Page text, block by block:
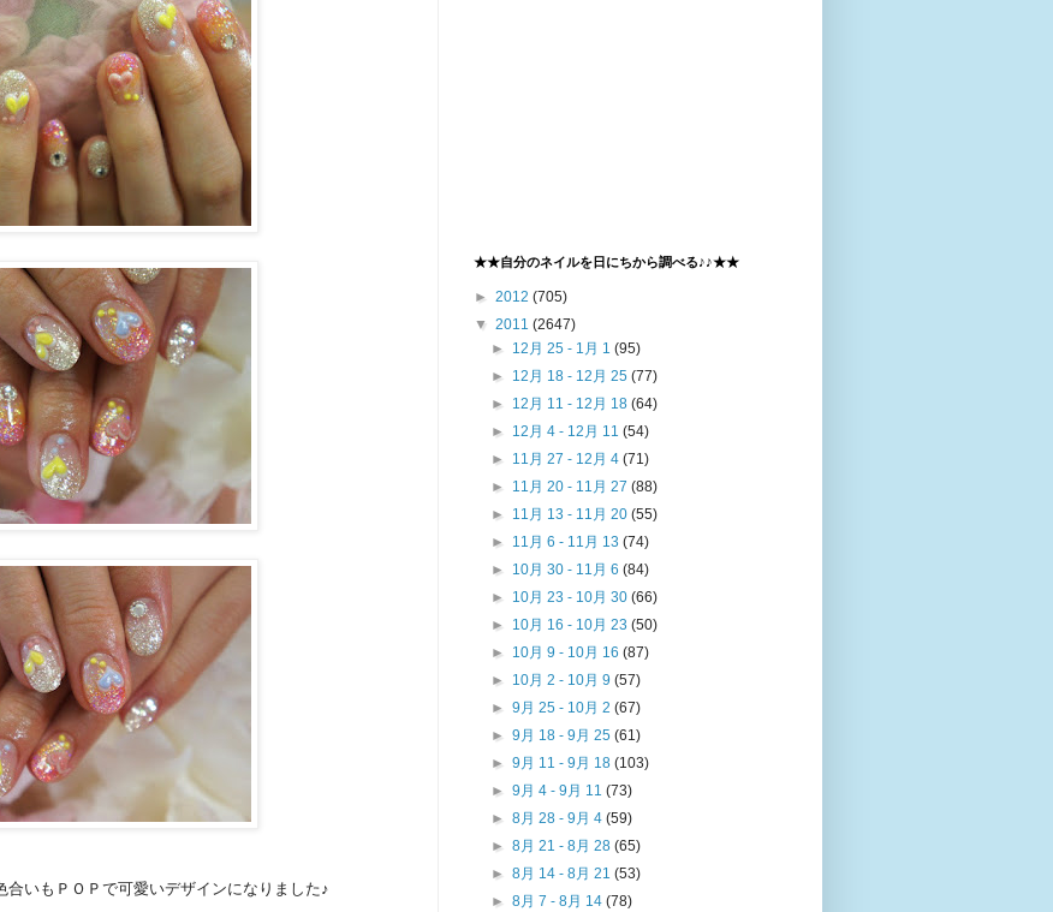
もＰＯＰで可愛いデザインになりました♪
★★自分のネイルを日にちから調べる♪♪★★
► 2012 (705)
▼ 2011 (2647)
► 12月 25 - 1月 1(95)
► 12月 18 - 12月 25(77)
► 12月 11 - 12月 18(64)
► 12月 4 - 12月 11(54)
► 11月 27 - 12月 4(71)
► 11月 20 - 11月 27(88)
► 11月 13 - 11月 20(55)
► 11月 6 - 11月 13(74)
► 10月 30 - 11月 6(84)
► 10月 23 - 10月 30(66)
► 10月 16 - 10月 23(50)
► 10月 9 - 10月 16(87)
► 10月 2 - 10月 9(57)
►9月 25 - 10月 2(67)
►9月 18 - 9月 25(61)
►9月 11 - 9月 18(103)
►9月 4 - 9月 11(73)
►8月 28 - 9月 4(59)
►8月 21 - 8月 28(65)
►8月 14 - 8月 21(53)
►8月 7 - 8月 14(78)